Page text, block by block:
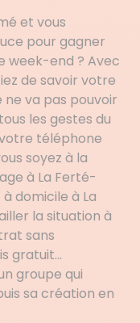
et vous
pour gagner
week-end ? Avec
de savoir votre
ne va pas pouvoir
les gestes du
votre téléphone
soyez à la
à La Ferté-
à domicile à La
la situation à
sans
gratuit…
groupe qui
sa création en